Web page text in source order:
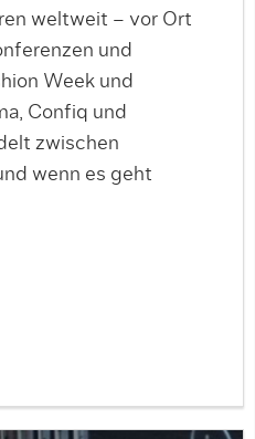
weltweit – vor Ort
und
Week und
Confiq und
zwischen
wenn es geht